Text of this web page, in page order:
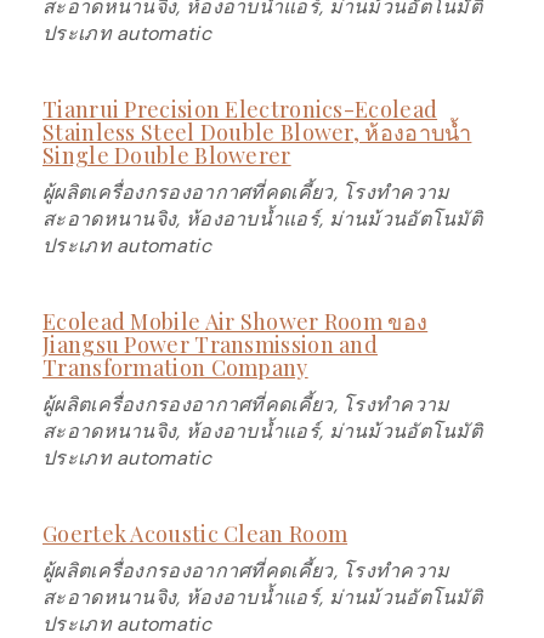
สะอาดหนานจิง, ห้องอาบน้ำแอร์, ม่านม้วนอัตโนมัติ
ประเภท automatic
Tianrui Precision Electronics-Ecolead
Stainless Steel Double Blower, ห้องอาบน้ำ
Single Double Blowerer
ผู้ผลิตเครื่องกรองอากาศที่คดเคี้ยว, โรงทำความ
สะอาดหนานจิง, ห้องอาบน้ำแอร์, ม่านม้วนอัตโนมัติ
ประเภท automatic
Ecolead Mobile Air Shower Room ของ
Jiangsu Power Transmission and
Transformation Company
ผู้ผลิตเครื่องกรองอากาศที่คดเคี้ยว, โรงทำความ
สะอาดหนานจิง, ห้องอาบน้ำแอร์, ม่านม้วนอัตโนมัติ
ประเภท automatic
Goertek Acoustic Clean Room
ผู้ผลิตเครื่องกรองอากาศที่คดเคี้ยว, โรงทำความ
สะอาดหนานจิง, ห้องอาบน้ำแอร์, ม่านม้วนอัตโนมัติ
ประเภท automatic